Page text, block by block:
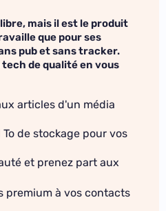
mais il est le produit
que pour ses
pub et sans tracker.
de qualité en vous
articles d'un média
de stockage pour vos
et prenez part aux
premium à vos contacts